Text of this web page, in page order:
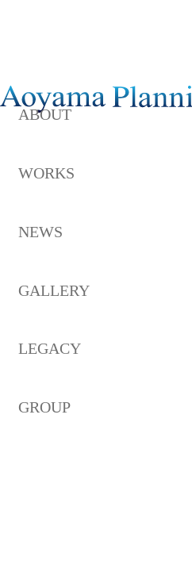
ABOUT
WORKS
NEWS
GALLERY
LEGACY
GROUP